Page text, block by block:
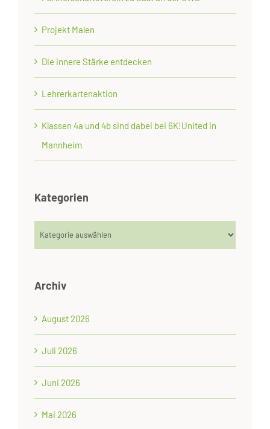
Projekt Malen
Die innere Stärke entdecken
Lehrerkartenaktion
Klassen 4a und 4b sind dabei bei 6K!United in
Mannheim
Kategorien
Kategorien
Archiv
August 2026
Juli 2026
Juni 2026
Mai 2026